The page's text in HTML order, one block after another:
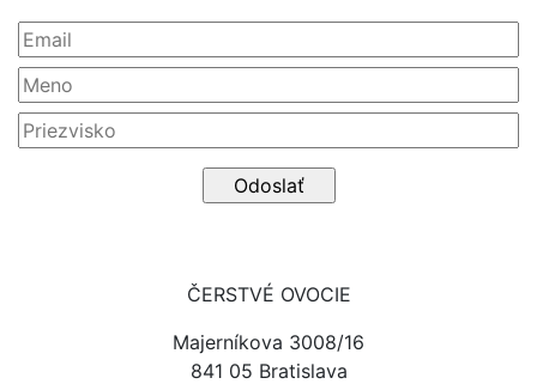
ČERSTVÉ OVOCIE
Majerníkova 3008/16
841 05 Bratislava